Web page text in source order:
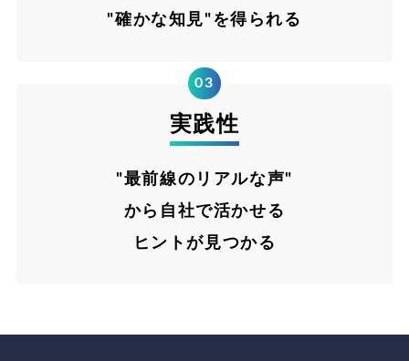
"確かな知見"を得られる
03
実践性
"最前線のリアルな声"
から自社で活かせる
ヒントが見つかる